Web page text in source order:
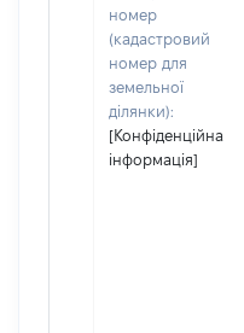
номер
(кадастровий
номер для
земельної
ділянки):
[Конфіденційна
інформація]